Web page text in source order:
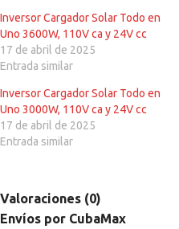
Inversor Cargador Solar Todo en
Uno 3600W, 110V ca y 24V cc
17 de abril de 2025
Entrada similar
Inversor Cargador Solar Todo en
Uno 3000W, 110V ca y 24V cc
17 de abril de 2025
Entrada similar
Valoraciones (0)
Envíos por CubaMax